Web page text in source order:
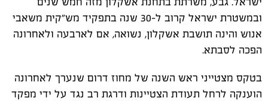
ובמשטרת ישראל קרוב ל-30 שנה בתפקיד מש"קית משאבי
אנוש והינה תושבת אשקלון, נשואה, אם לארבעה ולאחרונה
הפכה לסבתא.
בטקס מצטייני ראש השנה של מחוז דרום שנערך לאחרונה
הוענקה לרחל תעודת הצטיינות ודרגת רב נגד על ידי מפקד